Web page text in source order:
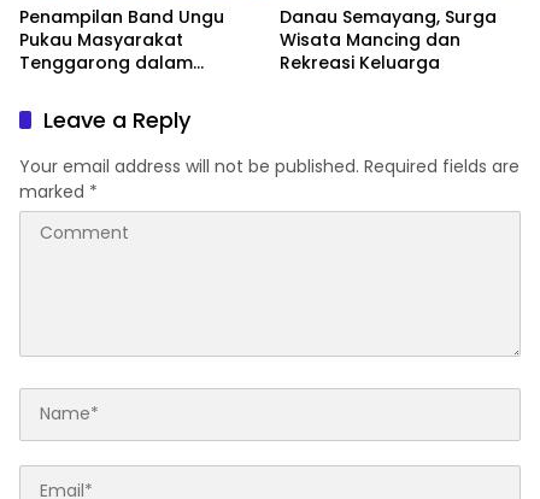
Penampilan Band Ungu
Pukau Masyarakat
Tenggarong dalam
Bupati
Danau Semayang, Surga
Wisata Mancing dan
Rekreasi Keluarga
Leave a Reply
Your email address will not be published. Required fields are
marked *